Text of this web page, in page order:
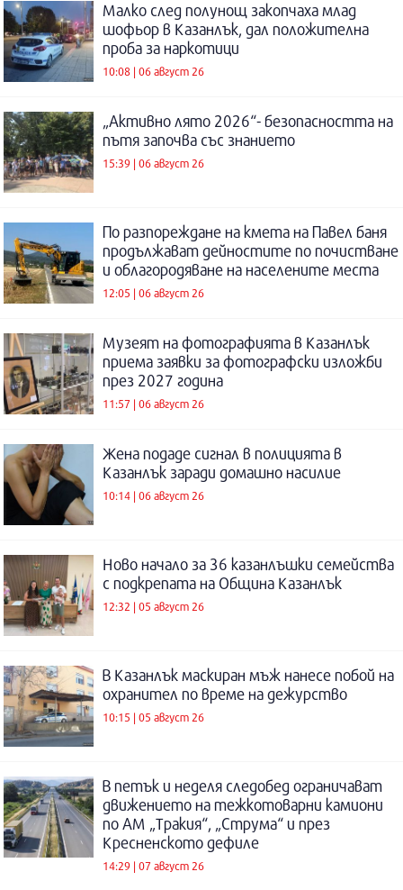
Малко след полунощ закопчаха млад
шофьор в Казанлък, дал положителна
проба за наркотици
10:08 | 06 август 26
„Активно лято 2026“- безопасността на
пътя започва със знанието
15:39 | 06 август 26
По разпореждане на кмета на Павел баня
продължават дейностите по почистване
и облагородяване на населените места
12:05 | 06 август 26
Музеят на фотографията в Казанлък
приема заявки за фотографски изложби
през 2027 година
11:57 | 06 август 26
Жена подаде сигнал в полицията в
Казанлък заради домашно насилие
10:14 | 06 август 26
Ново начало за 36 казанлъшки семейства
с подкрепата на Община Казанлък
12:32 | 05 август 26
В Казанлък маскиран мъж нанесе побой на
охранител по време на дежурство
10:15 | 05 август 26
В петък и неделя следобед ограничават
движението на тежкотоварни камиони
по АМ „Тракия“, „Струма“ и през
Кресненското дефиле
14:29 | 07 август 26